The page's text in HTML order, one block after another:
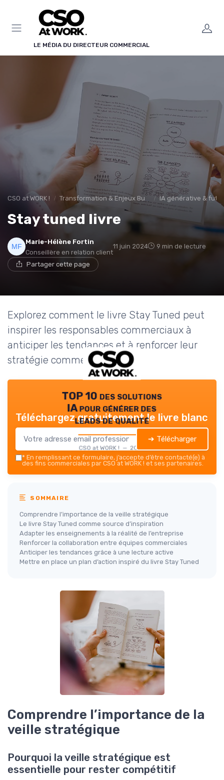
LE MÉDIA DU DIRECTEUR COMMERCIAL
CSO at WORK ! Transformation & Enjeux Business IA générative &
Stay tuned livre
Marie-Hélène Fortin
Conseillère en relation client
11 juin 2024 9 min de lecture
Partager cette page
Explorez comment le livre Stay Tuned peut
inspirer les responsables commerciaux à
anticiper les tendances et à renforcer leur
stratégie commerciale.
TOP 10 des solutions
IA pour générer des
leads de qualité
CSO at WORK ! — 2026
Téléchargez gratuitement le livre blanc
➔ Télécharger
* En remplissant ce formulaire, j’accepte d’être contacté(e) à
des fins commerciales par CSO at WORK ! et ses partenaires.
SOMMAIRE
Comprendre l’importance de la veille stratégique
Le livre Stay Tuned comme source d’inspiration
Adapter les enseignements à la réalité de l’entreprise
Renforcer la collaboration entre équipes commerciales
Anticiper les tendances grâce à une lecture active
Mettre en place un plan d’action inspiré du livre Stay Tuned
Comprendre l’importance de la
veille stratégique
Pourquoi la veille stratégique est
essentielle pour rester compétitif